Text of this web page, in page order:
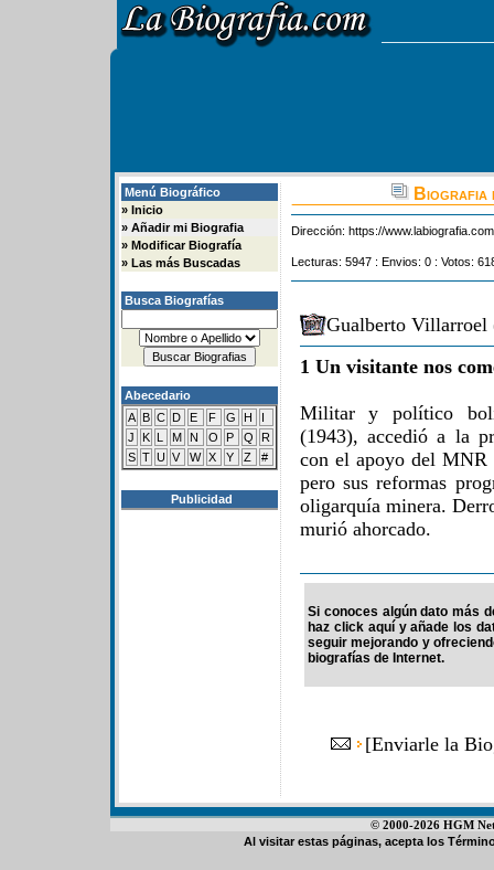
Menú Biográfico
» Inicio
» Añadir mi Biografia
» Modificar Biografía
» Las más Buscadas
Busca Biografías
Abecedario
A B C D E F G H
I
J
K L M N O P Q
R
S T U V W X Y Z #
Publicidad
Dirección: https://
Lecturas: 5947 : Envios: 0 : Votos:
Gualberto Villarroel
1 Un visitante nos
Militar y político
(1943), accedió a la
con el apoyo del MNR
pero sus reformas
oligarquía minera.
murió ahorcado.
Si conoces algún dato más
haz click aquí y añade los
seguir mejorando y
biografías de Internet.
[Enviarle la
© 2000-2026 HGM
Al visitar estas páginas, acepta los